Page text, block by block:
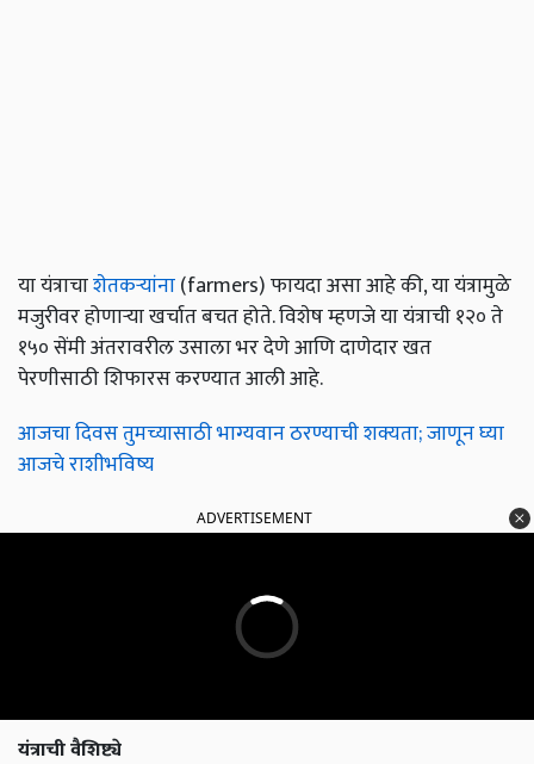
या यंत्राचाशेतकऱ्यांना(farmers) फायदा असा आहे की, या यंत्रामुळे
मजुरीवर होणाऱ्या खर्चात बचत होते. विशेष म्हणजे या यंत्राची १२० ते
१५० सेंमी अंतरावरील उसाला भर देणे आणि दाणेदार खत
पेरणीसाठी शिफारस करण्यात आली आहे.
आजचा दिवस तुमच्यासाठी भाग्यवान ठरण्याची शक्यता; जाणून घ्या
आजचे राशीभविष्य
ADVERTISEMENT
यंत्राची वैशिष्ट्ये